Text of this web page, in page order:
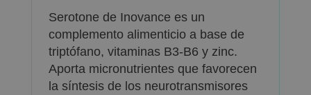
Serotone de Inovance es un
complemento alimenticio a base de
triptófano, vitaminas B3-B6 y zinc.
Aporta micronutrientes que favorecen
la síntesis de los neurotransmisores